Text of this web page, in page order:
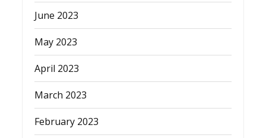
June 2023
May 2023
April 2023
March 2023
February 2023